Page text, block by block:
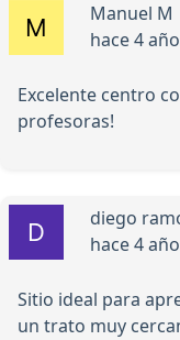
Manuel M
hace 4
Excelente centro
profesoras!
diego
hace 4
Sitio ideal para
un trato muy